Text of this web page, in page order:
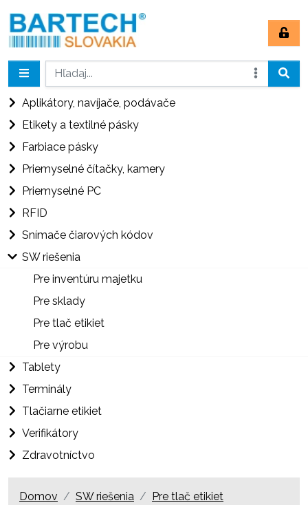
Aplikátory, navíjače, podávače
Etikety a textilné pásky
Farbiace pásky
Priemyselné čítačky, kamery
Priemyselné PC
RFID
Snímače čiarových kódov
SW riešenia
Pre inventúru majetku
Pre sklady
Pre tlač etikiet
Pre výrobu
Tablety
Terminály
Tlačiarne etikiet
Verifikátory
Zdravotníctvo
Domov SW riešenia
Pre tlač etikiet